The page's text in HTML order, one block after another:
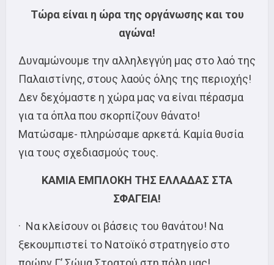
Τώρα είναι η ώρα της οργάνωσης και του
αγώνα!
Δυναμώνουμε την αλληλεγγύη μας στο λαό της
Παλαιστίνης, στους λαούς όλης της περιοχής!
Δεν δεχόμαστε η χώρα μας να είναι πέρασμα
για τα όπλα που σκορπίζουν θάνατο!
Ματώσαμε- πληρώσαμε αρκετά. Καμία θυσία
για τους σχεδιασμούς τους.
ΚΑΜΙΑ ΕΜΠΛΟΚΗ ΤΗΣ ΕΛΛΑΔΑΣ ΣΤΑ
ΣΦΑΓΕΙΑ!
· Να κλείσουν οι βάσεις του θανάτου! Να
ξεκουμπιστεί το Νατοϊκό στρατηγείο στο